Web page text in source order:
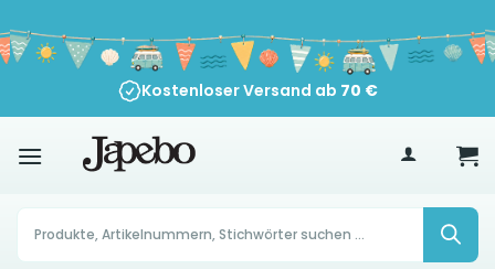
Inhalt
springen
Kostenloser Versand ab 70 €
Products
search